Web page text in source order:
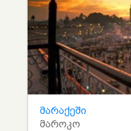
მარაქეში
მაროკო